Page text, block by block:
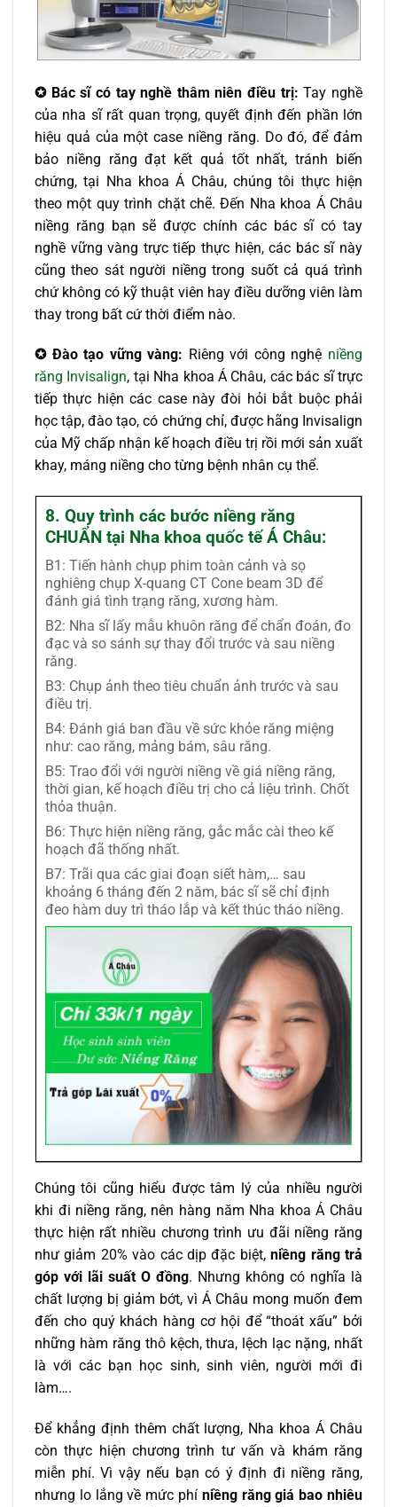
✪ Bác sĩ có tay nghề thâm niên điều trị: Tay nghề
của nha sĩ rất quan trọng, quyết định đến phần lớn
hiệu quả của một case niềng răng. Do đó, để đảm
bảo niềng răng đạt kết quả tốt nhất, tránh biến
chứng, tại Nha khoa Á Châu, chúng tôi thực hiện
theo một quy trình chặt chẽ. Đến Nha khoa Á Châu
niềng răng bạn sẽ được chính các bác sĩ có tay
nghề vững vàng trực tiếp thực hiện, các bác sĩ này
cũng theo sát người niềng trong suốt cả quá trình
chứ không có kỹ thuật viên hay điều dưỡng viên làm
thay trong bất cứ thời điểm nào.
✪ Đào tạo vững vàng: Riêng với công nghệ niềng
răng Invisalign, tại Nha khoa Á Châu, các bác sĩ trực
tiếp thực hiện các case này đòi hỏi bắt buộc phải
học tập, đào tạo, có chứng chỉ, được hãng Invisalign
của Mỹ chấp nhận kế hoạch điều trị rồi mới sản xuất
khay, máng niềng cho từng bệnh nhân cụ thể.
8. Quy trình các bước niềng răng
CHUẨN tại Nha khoa quốc tế Á Châu:
B1: Tiến hành chụp phim toàn cảnh và sọ
nghiêng chụp X-quang CT Cone beam 3D để
đánh giá tình trạng răng, xương hàm.
B2: Nha sĩ lấy mẫu khuôn răng để chẩn đoán, đo
đạc và so sánh sự thay đổi trước và sau niềng
răng.
B3: Chụp ảnh theo tiêu chuẩn ảnh trước và sau
điều trị.
B4: Đánh giá ban đầu về sức khỏe răng miệng
như: cao răng, mảng bám, sâu răng.
B5: Trao đổi với người niềng về giá niềng răng,
thời gian, kế hoạch điều trị cho cả liệu trình. Chốt
thỏa thuận.
B6: Thực hiện niềng răng, gắc mắc cài theo kế
hoạch đã thống nhất.
B7: Trãi qua các giai đoạn siết hàm,… sau
khoảng 6 tháng đến 2 năm, bác sĩ sẽ chỉ định
đeo hàm duy trì tháo lắp và kết thúc tháo niềng.
Chúng tôi cũng hiểu được tâm lý của nhiều người
khi đi niềng răng, nên hàng năm Nha khoa Á Châu
thực hiện rất nhiều chương trình ưu đãi niềng răng
như giảm 20% vào các dịp đặc biệt,niềng răng trả
góp với lãi suất O đồng. Nhưng không có nghĩa là
chất lượng bị giảm bớt, vì Á Châu mong muốn đem
đến cho quý khách hàng cơ hội để “thoát xấu” bởi
những hàm răng thô kệch, thưa, lệch lạc nặng, nhất
là với các bạn học sinh, sinh viên, người mới đi
làm….
Để khẳng định thêm chất lượng, Nha khoa Á Châu
còn thực hiện chương trình tư vấn và khám răng
miễn phí. Vì vậy nếu bạn có ý định đi niềng răng,
nhưng lo lắng về mức phí niềng răng giá bao nhiêu